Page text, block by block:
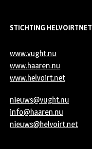
STICHTING HELVOIRTNET
www.vught.nu
www.haaren.nu
www.helvoirt.net
nieuws@vught.nu
info@haaren.nu
nieuws@helvoirt.net